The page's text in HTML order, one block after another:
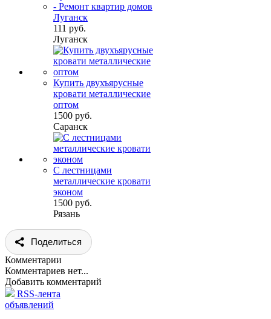
- Ремонт квартир домов
Луганск
111 руб.
Луганск
Купить двухъярусные
кровати металлические
оптом
1500 руб.
Саранск
С лестницами
металлические кровати
эконом
1500 руб.
Рязань
Поделиться
Комментарии
Комментариев нет...
Добавить комментарий
RSS-лента
объявлений